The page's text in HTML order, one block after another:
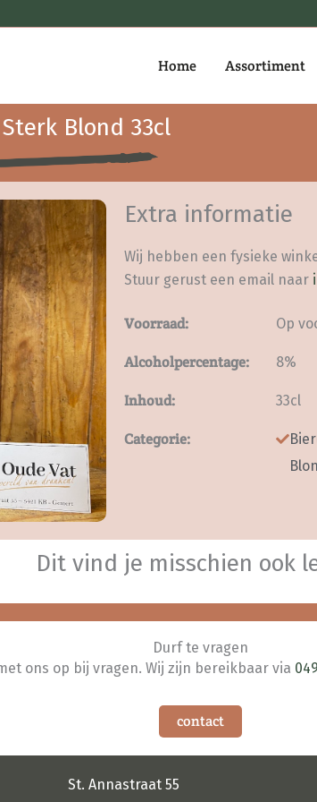
Home Assortiment
Blond 33cl
Extra informatie
Wij hebben een fysieke
Stuur gerust een email naar
Voorraad: Op
Alcoholpercentage: 8%
Inhoud: 33cl
Categorie:
Dit vind je misschien ook
Durf te vragen
ons op bij vragen. Wij zijn bereikbaar via
contact
St. Annastraat 55